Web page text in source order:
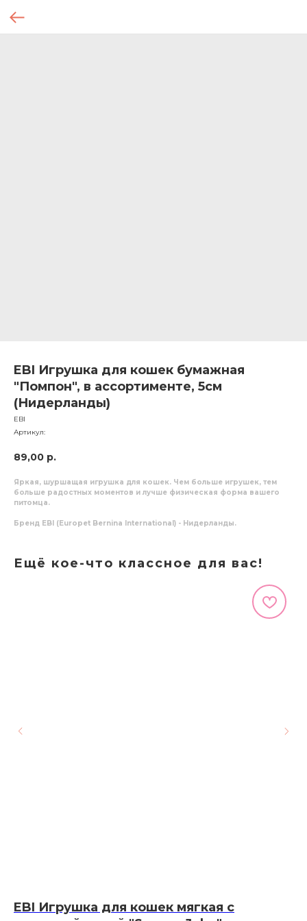
EBI Игрушка для кошек бумажная
"Помпон", в ассортименте, 5см
(Нидерланды)
EBI
Артикул:
89,00 р.
Яркая, шуршащая игрушка для кошек. Чем больше игрушек, тем
больше радостных моментов и лучше физическая форма вашего
питомца.
Бренд EBI (Europet Bernina International) - Нидерланды.
Ещё кое-что классное для вас!
EBI Игрушка для кошек мягкая с